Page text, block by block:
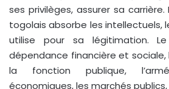
ses privilèges, assurer sa
togolais absorbe les intellectuels,
utilise pour sa légitimation.
dépendance financière et sociale,
la fonction publique,
économiques, les marchés